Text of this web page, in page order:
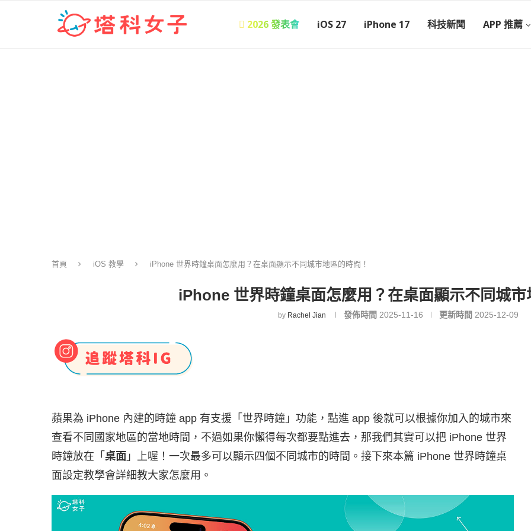
 2026 發表會 iOS 27 iPhone 17 科技新聞 APP 推薦
首頁 iOS 教學 iPhone 世界時鐘桌面怎麼用？在桌面顯示不同城市地區的時間！
iPhone 世界時鐘桌面怎麼用？在桌面顯示不同城市
by Rachel Jian 發佈時間 2025-11-16 更新時間 2025-12-09
蘋果為 iPhone 內建的時鐘 app 有支援「世界時鐘」功能，點進 app 後就可以根據你加入的城市來
查看不同國家地區的當地時間，不過如果你懶得每次都要點進去，那我們其實可以把 iPhone 世界
時鐘放在「 桌面 」上喔！一次最多可以顯示四個不同城市的時間。接下來本篇 iPhone 世界時鐘桌
面設定教學會詳細教大家怎麼用。